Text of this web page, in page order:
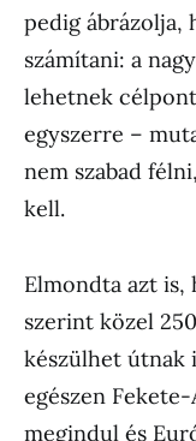
pedig ábrázolja,
számítani: a
lehetnek
egyszerre –
nem szabad
kell.
Elmondta azt is,
szerint közel
készülhet útnak
egészen
megindul és